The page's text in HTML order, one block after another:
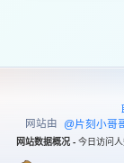
网站由
@片刻小哥
网站数据概况 - 今日访问